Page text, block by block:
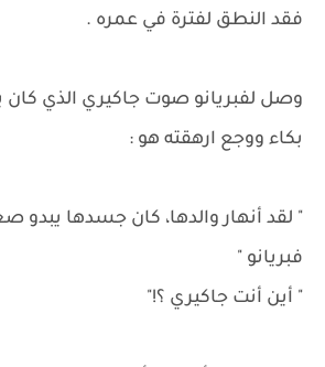
فقد النطق لفترة في عمره .
وصل لفبريانو صوت جاكيري الذي
بكاء ووجع ارهقته هو :
" لقد أنهار والدها، كان جسدها يبدو
فبريانو "
" أين أنت جاكيري ؟!"